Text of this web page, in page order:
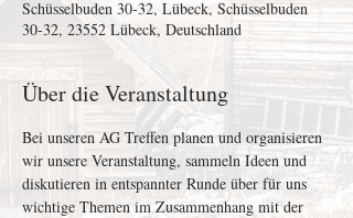
Schüsselbuden 30-32, Lübeck, Schüsselbuden
30-32, 23552 Lübeck, Deutschland
Über die Veranstaltung
Bei unseren AG Treffen planen und organisieren
wir unsere Veranstaltung, sammeln Ideen und
diskutieren in entspannter Runde über für uns
wichtige Themen im Zusammenhang mit der